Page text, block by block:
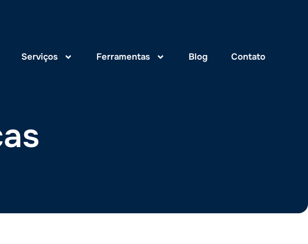
Serviços Ferramentas Blog Contato